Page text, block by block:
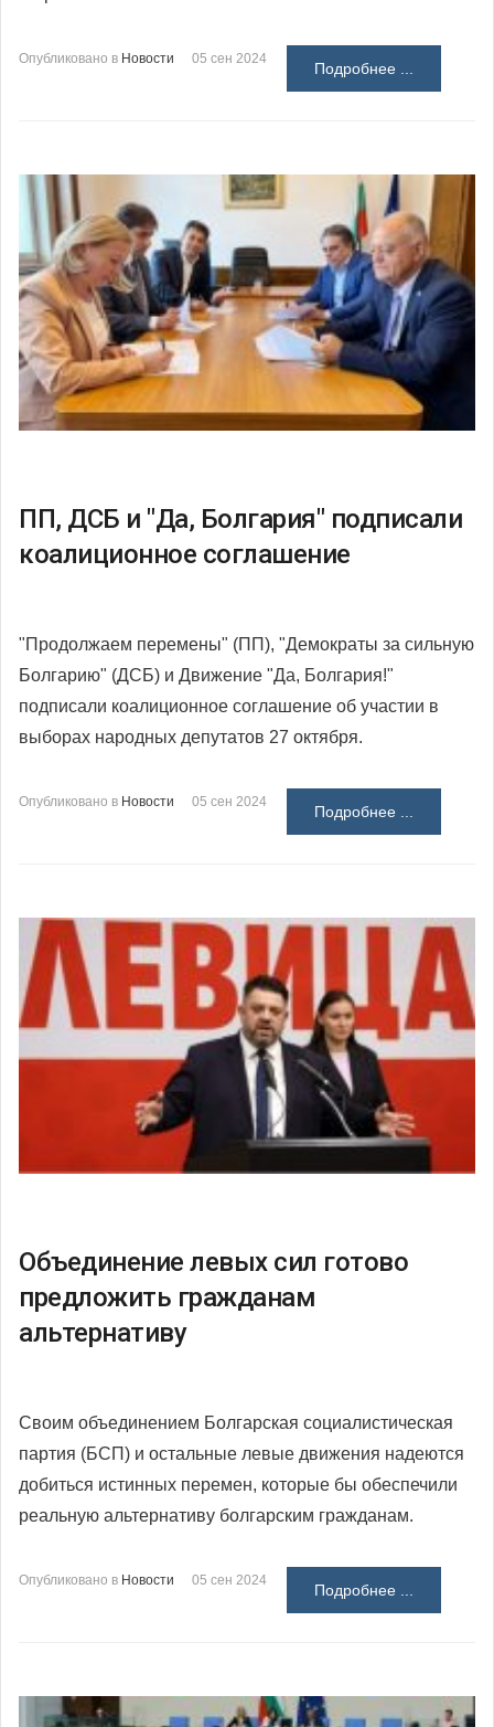
Опубликовано в Новости 05 сен 2024
Подробнее ...
ПП, ДСБ и "Да, Болгария" подписали
коалиционное соглашение
"Продолжаем перемены" (ПП), "Демократы за сильную
Болгарию" (ДСБ) и Движение "Да, Болгария!"
подписали коалиционное соглашение об участии в
выборах народных депутатов 27 октября.
Опубликовано в Новости 05 сен 2024
Подробнее ...
Объединение левых сил готово
предложить гражданам
альтернативу
Своим объединением Болгарская социалистическая
партия (БСП) и остальные левые движения надеются
добиться истинных перемен, которые бы обеспечили
реальную альтернативу болгарским гражданам.
Опубликовано в Новости 05 сен 2024
Подробнее ...